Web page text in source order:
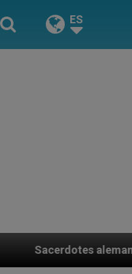
ES
fieles al Papa